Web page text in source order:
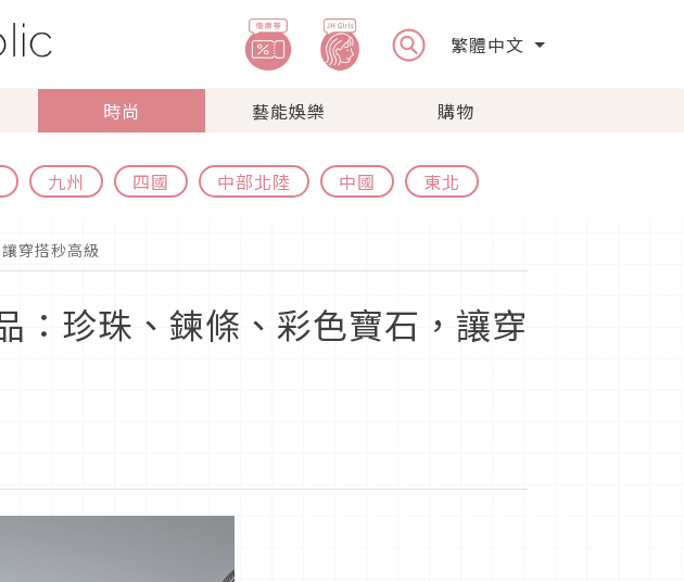
繁體中文
時尚 藝能娛樂 購物
九州 四國 中部北陸 中國 東北
穿搭秒高級
：珍珠、鍊條、彩色寶石，讓穿